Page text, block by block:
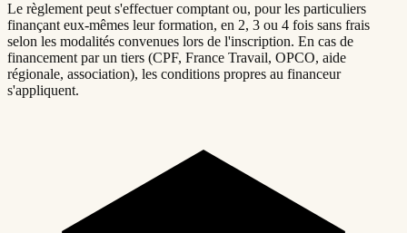
Le règlement peut s'effectuer comptant ou, pour les particuliers
finançant eux-mêmes leur formation, en 2, 3 ou 4 fois sans frais
selon les modalités convenues lors de l'inscription. En cas de
financement par un tiers (CPF, France Travail, OPCO, aide
régionale, association), les conditions propres au financeur
s'appliquent.